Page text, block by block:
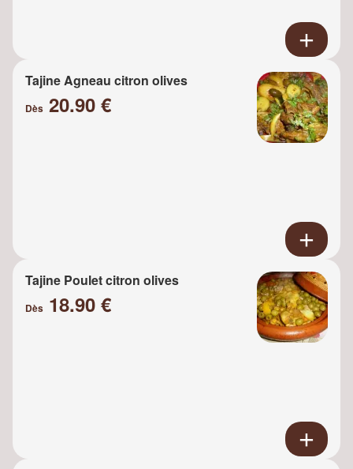
Tajine Agneau citron olives
Dès 20.90 €
Tajine Poulet citron olives
Dès 18.90 €